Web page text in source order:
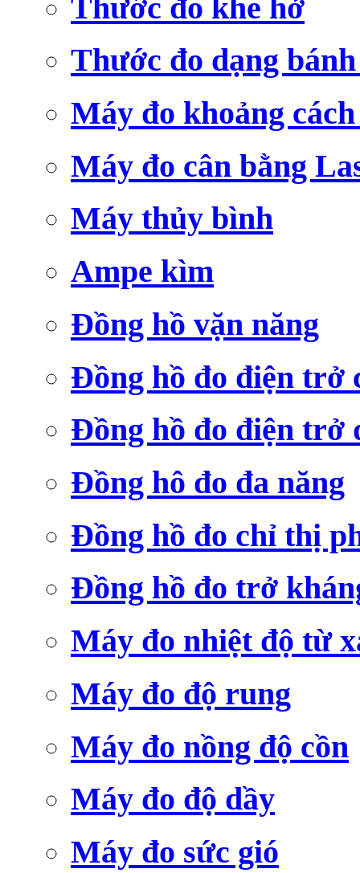
Thước đo khe hở
Thước đo dạng
Máy đo khoảng
Máy đo cân bằng
Máy thủy bình
Ampe kìm
Đồng hồ vặn năng
Đồng hồ đo điện trở
Đồng hồ đo điện trở
Đồng hô đo đa năng
Đồng hồ đo chỉ thị
Đồng hồ đo trở
Máy đo nhiệt độ từ
Máy đo độ rung
Máy đo nồng độ cồn
Máy đo độ dầy
Máy đo sức gió